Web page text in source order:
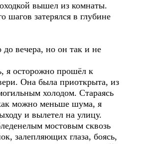
вышел из комнаты.
шагов затерялся в глубине
вечера, но он так и не
я осторожно прошёл к
Она была приоткрыта, из
холодом. Стараясь
можно меньше шума, я
и вылетел на улицу.
мостовым сквозь
залепляющих глаза, боясь,